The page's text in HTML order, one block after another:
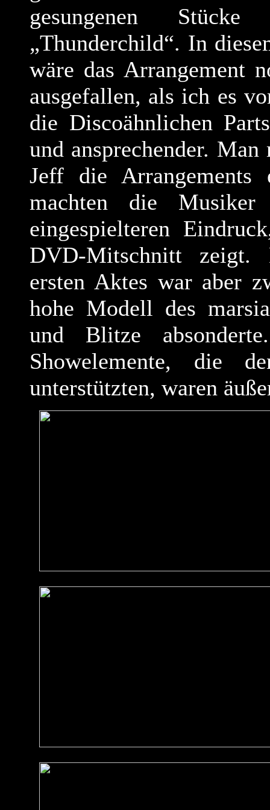
gesungenen
„Thunderchild“. In
wäre das Arrangement
ausgefallen, als ich es
die Discoähnlichen
und ansprechender.
Jeff die Arrangements
machten die Musiker
eingespielteren
DVD-Mitschnitt zeigt.
ersten Aktes war aber
hohe Modell des
und Blitze
Showelemente, die
unterstützten, waren